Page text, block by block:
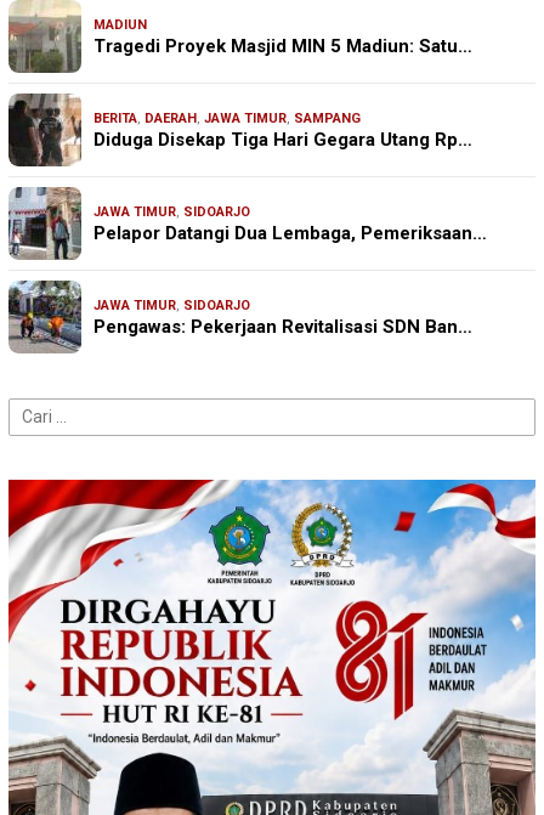
MADIUN
Tragedi Proyek Masjid MIN 5 Madiun: Satu…
BERITA, DAERAH, JAWA TIMUR, SAMPANG
Diduga Disekap Tiga Hari Gegara Utang Rp…
JAWA TIMUR, SIDOARJO
Pelapor Datangi Dua Lembaga, Pemeriksaan…
JAWA TIMUR, SIDOARJO
Pengawas: Pekerjaan Revitalisasi SDN Ban…
Cari
untuk: